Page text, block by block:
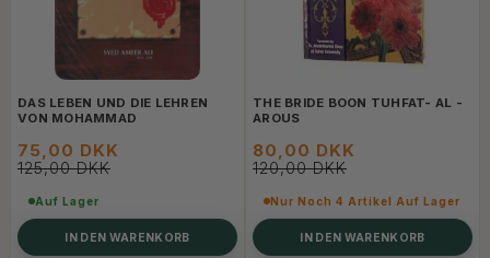
DAS LEBEN UND DIE LEHREN
VON MOHAMMAD
75,00 DKK
125,00 DKK
Auf Lager
IN DEN WARENKORB
THE BRIDE BOON TUHFAT- AL -
AROUS
80,00 DKK
120,00 DKK
Nur Noch 4 Artikel Auf Lager
IN DEN WARENKORB